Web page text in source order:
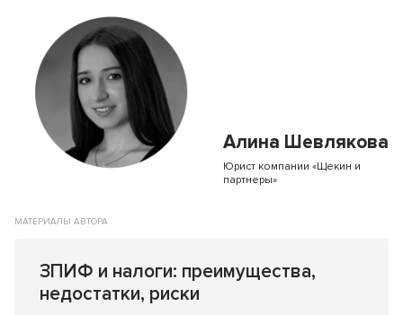
Алина Шевлякова
Юрист компании «Щекин и
партнеры»
МАТЕРИАЛЫ АВТОРА
ЗПИФ и налоги: преимущества,
недостатки, риски